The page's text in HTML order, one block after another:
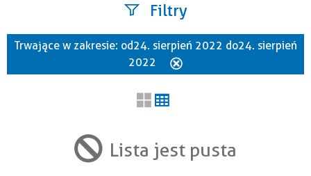
Filtry
Szukana fraza
Trwające w zakresie
Trwające w zakresie: od 24. sierpień 2022 do 24. sierpień
2022
Lista jest pusta